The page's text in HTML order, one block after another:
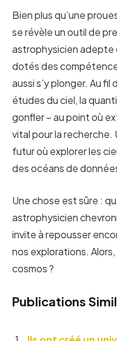
Bien plus qu’une
se révèle un outil de
astrophysicien adepte
dotés des
aussi s’y plonger. Au
études du ciel, la
gonfler – au point où
vital pour la recherche.
futur où explorer les
des océans de
Une chose est sûre :
astrophysicien
invite à repousser
nos explorations.
cosmos ?
Publications